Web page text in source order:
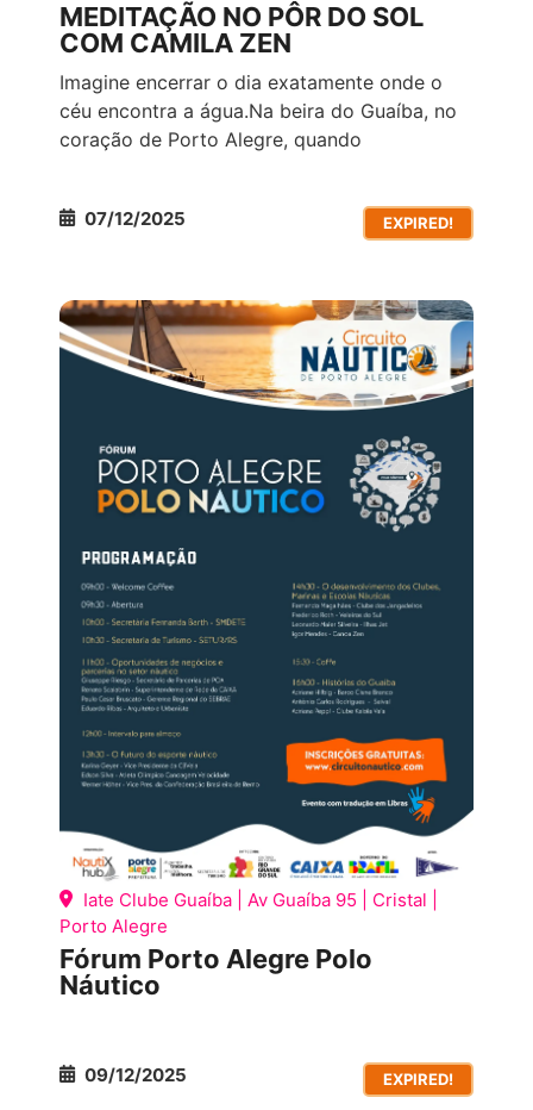
MEDITAÇÃO NO PÔR DO SOL
COM CAMILA ZEN
Imagine encerrar o dia exatamente onde o
céu encontra a água.Na beira do Guaíba, no
coração de Porto Alegre, quando
07/12/2025 EXPIRED!
FÓRUM E EXPOSIÇÕES TODOS OS EVENTOS
Iate Clube Guaíba | Av Guaíba 95 | Cristal |
Porto Alegre
Fórum Porto Alegre Polo
Náutico
09/12/2025 EXPIRED!